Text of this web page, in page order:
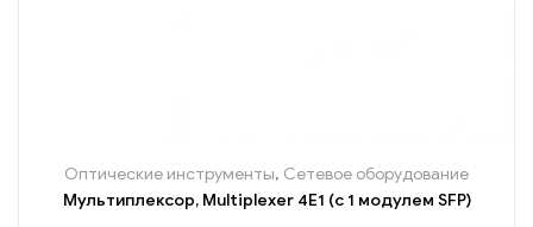
Оптические инструменты, Сетевое оборудование
Мультиплексор, Multiplexer 4E1 (с 1 модулем SFP)